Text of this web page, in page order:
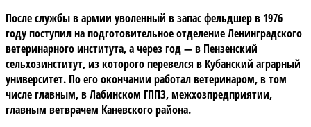
После службы в армии уволенный в запас фельдшер в 1976
году поступил на подготовительное отделение Ленинградского
ветеринарного института, а через год — в Пензенский
сельхозинститут, из которого перевелся в Кубанский аграрный
университет. По его окончании работал ветеринаром, в том
числе главным, в Лабинском ГППЗ, межхозпредприятии,
главным ветврачем Каневского района.